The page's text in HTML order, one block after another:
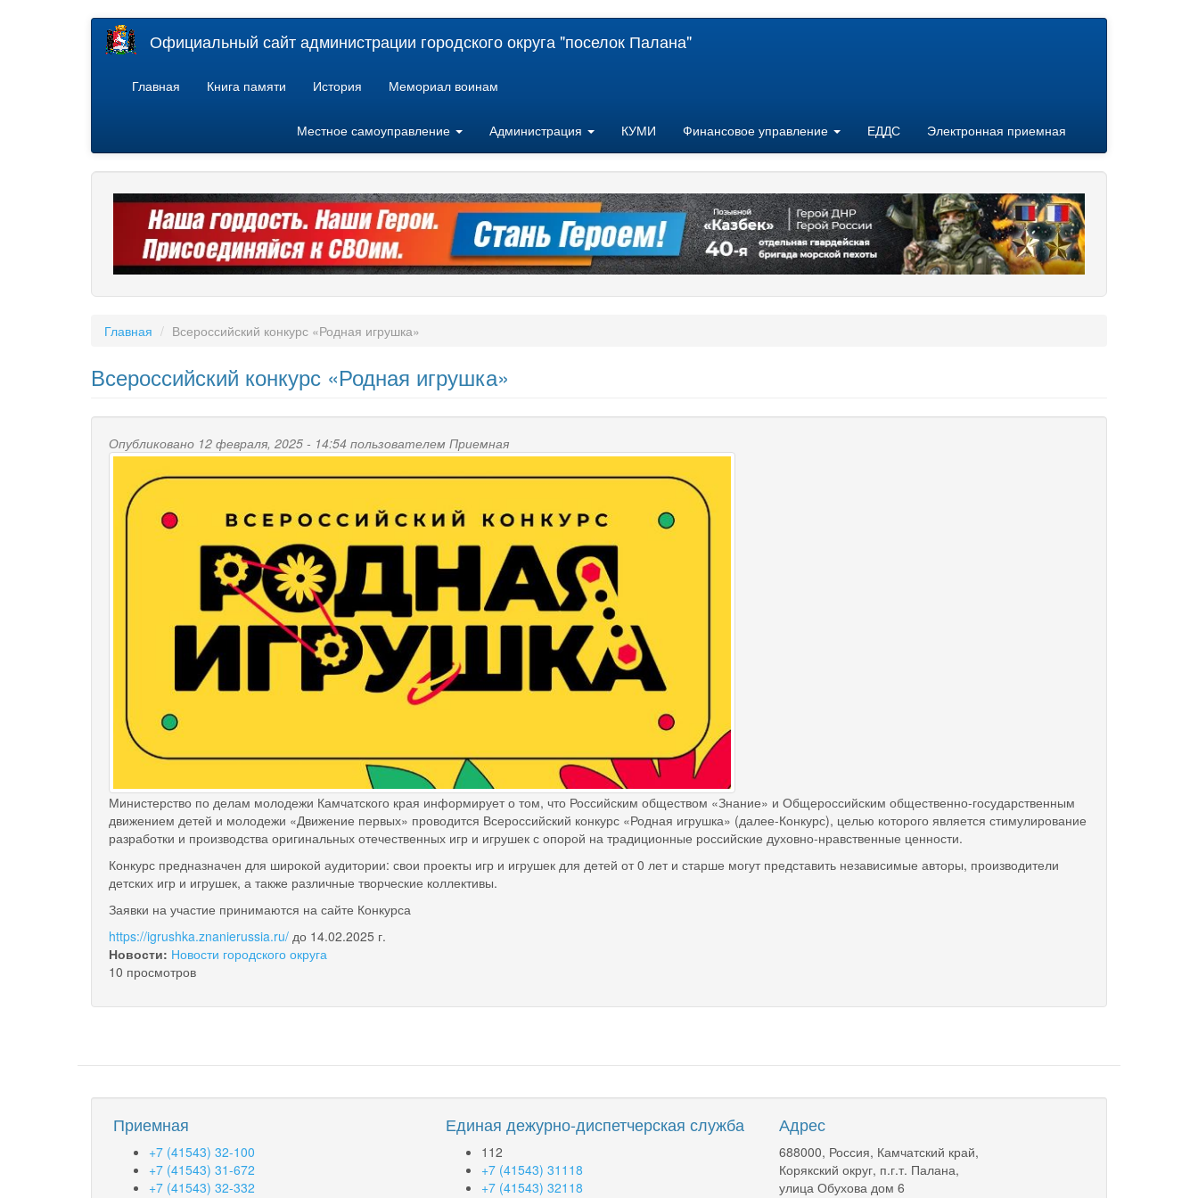
Официальный сайт администрации городского округа "поселок Палана"
Главная Книга памяти История Мемориал воинам
Местное самоуправление Администрация КУМИ Финансовое управление ЕДДС Электронная приемная
Главная Всероссийский конкурс «Родная игрушка»
Всероссийский конкурс «Родная игрушка»
Опубликовано 12 февраля, 2025 - 14:54 пользователем Приемная
Министерство по делам молодежи Камчатского края информирует о том, что Российским обществом «Знание» и Общероссийским общественно-государственным
движением детей и молодежи «Движение первых» проводится Всероссийский конкурс «Родная игрушка» (далее-Конкурс), целью которого является стимулирование
разработки и производства оригинальных отечественных игр и игрушек с опорой на традиционные российские духовно-нравственные ценности.
Конкурс предназначен для широкой аудитории: свои проекты игр и игрушек для детей от 0 лет и старше могут представить независимые авторы, производители
детских игр и игрушек, а также различные творческие коллективы.
Заявки на участие принимаются на сайте Конкурса
https://igrushka.znanierussia.ru/ до 14.02.2025 г.
Новости: Новости городского округа
10 просмотров
Приемная
+7 (41543) 32-100
+7 (41543) 31-672
+7 (41543) 32-332
Единая дежурно-диспетчерская служба
112
+7 (41543) 31118
+7 (41543) 32118
Адрес
688000, Россия, Камчатский край,
Корякский округ, п.г.т. Палана,
улица Обухова дом 6